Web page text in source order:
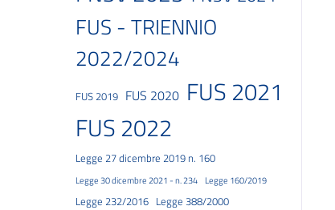
FUS - TRIENNIO
2022/2024
FUS 2019 FUS 2020 FUS 2021
FUS 2022
Legge 27 dicembre 2019 n. 160
Legge 30 dicembre 2021 - n. 234 Legge 160/2019
Legge 232/2016 Legge 388/2000